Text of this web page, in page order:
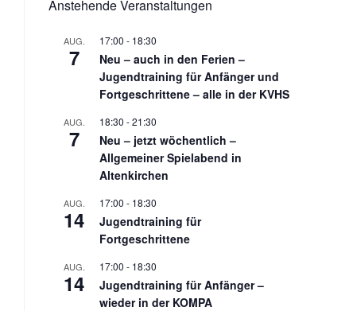
Anstehende Veranstaltungen
AUG.
7
17:00 - 18:30
Neu – auch in den Ferien –
Jugendtraining für Anfänger und
Fortgeschrittene – alle in der KVHS
AUG.
7
18:30 -21:30
Neu – jetzt wöchentlich –
Allgemeiner Spielabend in
Altenkirchen
AUG.
14
17:00 - 18:30
Jugendtraining für
Fortgeschrittene
AUG.
14
17:00 - 18:30
Jugendtraining für Anfänger –
wieder in der KOMPA